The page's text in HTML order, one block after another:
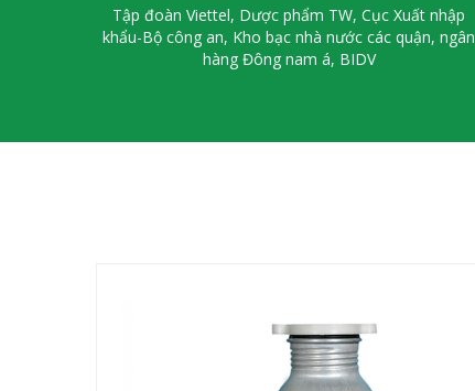
Tập đoàn Viettel, Dược phẩm TW, Cục Xuất nhập
khẩu-Bộ công an, Kho bạc nhà nước các quận, ngân
hàng Đông nam á, BIDV